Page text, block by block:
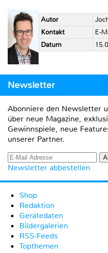
Autor
Kontakt
E-
Datum
Newsletter
Abonniere den Newsletter
über neue Magazine,
Gewinnspiele, neue
unserer Partner.
Newsletter abbestellen
Shop
Redaktion
Gerätedaten
Bildergalerien
RSS-Feeds
Topthemen